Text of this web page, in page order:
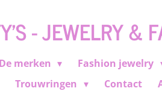
- JEWELRY &
De merken Fashion jewelry
Trouwringen Contact